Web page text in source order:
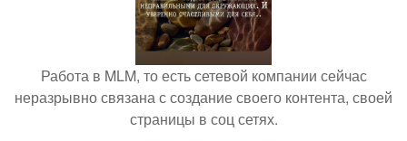
Работа в MLM, то есть сетевой компании сейчас
неразрывно связана с создание своего контента, своей
страницы в соц сетях.